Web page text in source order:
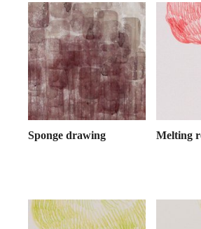
Sponge drawing Melting